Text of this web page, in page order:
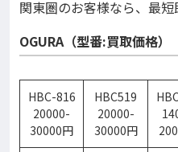
関東圏のお客様なら、最短
OGURA（型番:買取価格）
HBC-816
20000-
30000円
HBC519
20000-
30000円